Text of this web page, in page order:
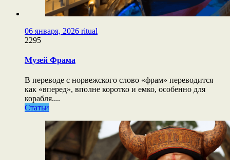
06 января, 2026 ritual
2295
Музей Фрама
В переводе с норвежского слово «фрам» переводится
как «вперед», вполне коротко и емко, особенно для
корабля....
Статьи